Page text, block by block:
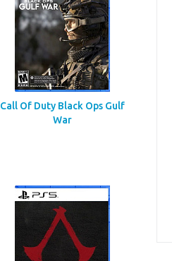
Call Of Duty Black Ops Gulf
War